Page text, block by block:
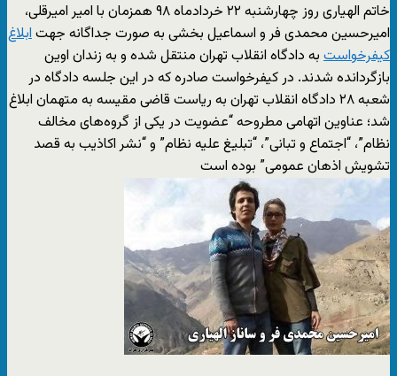
خاتم الهیاری روز چهارشنبه ۲۲ خردادماه ۹۸ همزمان با امیر امیرقلی،
امیرحسین محمدی فر و اسماعیل بخشی به صورت جداگانه جهتابلاغ
کیفرخواست به دادگاه انقلاب تهران منتقل شده و به زندان اوین
بازگردانده شدند. در کیفرخواست صادره که در این جلسه دادگاه در
شعبه ۲۸ دادگاه انقلاب تهران به ریاست قاضی مقیسه به متهمان ابلاغ
شد؛ عناوین اتهامی مطروحه “عضویت در یکی از گروه‌های مخالف
نظام”، “اجتماع و تبانی”، “تبلیغ علیه نظام” و “نشر اکاذیب به قصد
تشویش اذهان عمومی” بوده است